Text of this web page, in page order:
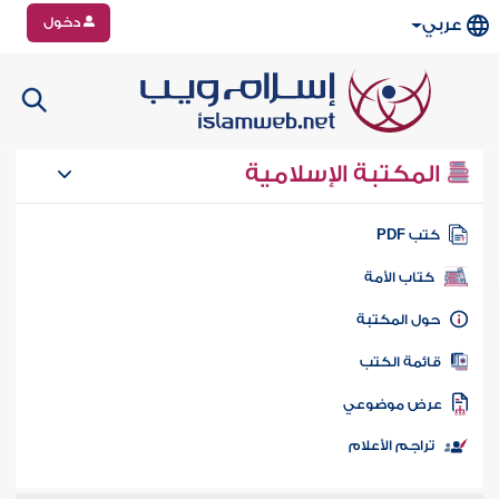
عربي دخول
المكتبة الإسلامية
كتب PDF
كتاب الأمة
المكتبة
الكتب
موضوعي